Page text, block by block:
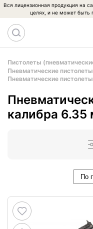
Вся лицензионная продукция на
целях, и не может быть
Пистолеты
Пневматические
Пневматические
калибра 6.35